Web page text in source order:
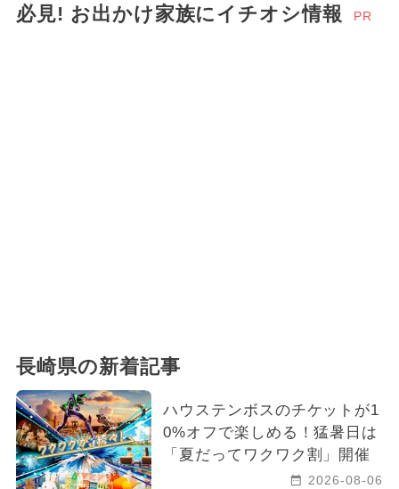
2025年7月のイベント
シルバーウィーク・秋の連休
2025年6月のイベント
夏休み（涼しい）
2025年9月のイベント 雨の日OK
必見! お出かけ家族にイチオシ情報 PR
長崎県の新着記事
ハウステンボスのチケットが1
0%オフで楽しめる！猛暑日は
「夏だってワクワク割」開催
2026-08-06